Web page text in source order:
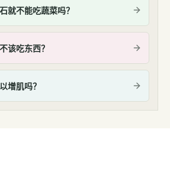
就不能吃蔬菜吗？
该吃东西？
增肌吗？